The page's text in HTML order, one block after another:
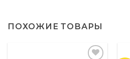
ПОХОЖИЕ ТОВАРЫ